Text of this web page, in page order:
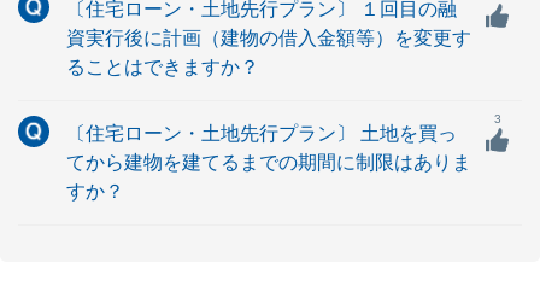
〔住宅ローン・土地先行プラン〕 １回目の融
資実行後に計画（建物の借入金額等）を変更す
ることはできますか？
〔住宅ローン・土地先行プラン〕 土地を買っ
てから建物を建てるまでの期間に制限はありま
すか？
3